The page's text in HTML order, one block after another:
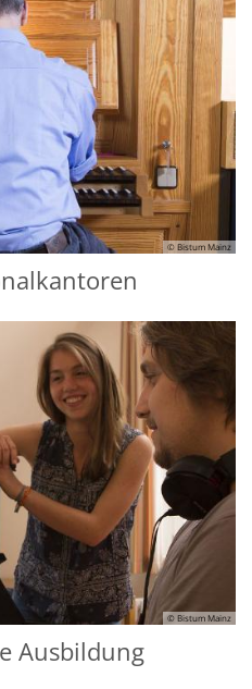
© Bistum Mainz
© Bistum Mainz
Ausbildung